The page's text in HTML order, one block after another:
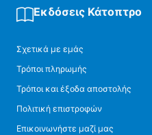
Εκδόσεις Κάτοπτρο
Σχετικά με εμάς
Τρόποι πληρωμής
Τρόποι και έξοδα αποστολής
Πολιτική επιστροφών
Επικοινωνήστε μαζί μας